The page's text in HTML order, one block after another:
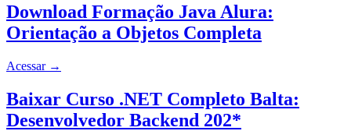
Download Formação Java Alura:
Orientação a Objetos Completa
Acessar →
Baixar Curso .NET Completo Balta:
Desenvolvedor Backend 202*